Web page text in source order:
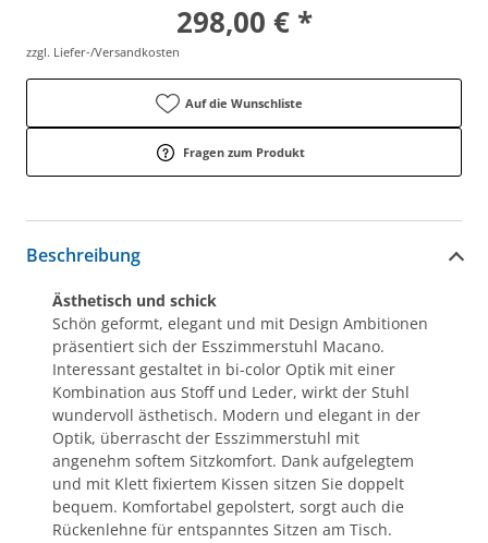
298,00 € *
zzgl. Liefer-/Versandkosten
Auf die Wunschliste
Fragen zum Produkt
Beschreibung
Ästhetisch und schick
Schön geformt, elegant und mit Design Ambitionen
präsentiert sich der Esszimmerstuhl Macano.
Interessant gestaltet in bi-color Optik mit einer
Kombination aus Stoff und Leder, wirkt der Stuhl
wundervoll ästhetisch. Modern und elegant in der
Optik, überrascht der Esszimmerstuhl mit
angenehm softem Sitzkomfort. Dank aufgelegtem
und mit Klett fixiertem Kissen sitzen Sie doppelt
bequem. Komfortabel gepolstert, sorgt auch die
Rückenlehne für entspanntes Sitzen am Tisch.